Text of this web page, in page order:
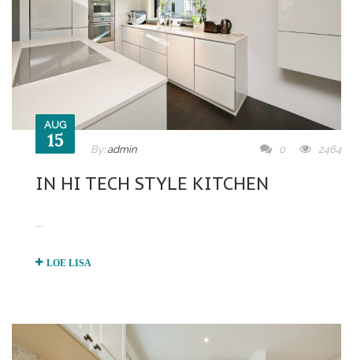
AUG
15 By: admin 0 2464
IN HI TECH STYLE KITCHEN
...
LOE LISA